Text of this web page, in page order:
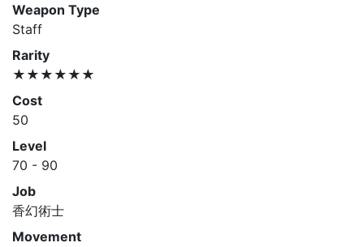
Weapon Type
Staff
Rarity
★★★★★★
Cost
50
Level
70 - 90
Job
香幻術士
Movement